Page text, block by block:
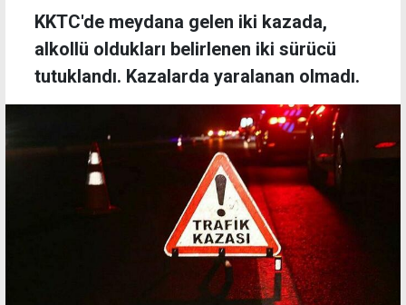
KKTC'de meydana gelen iki kazada,
alkollü oldukları belirlenen iki sürücü
tutuklandı. Kazalarda yaralanan olmadı.